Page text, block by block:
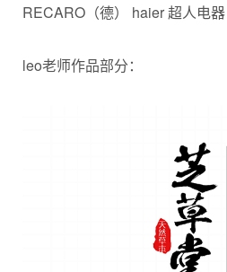
RECARO（德） haier 超人电
leo老师作品部分：